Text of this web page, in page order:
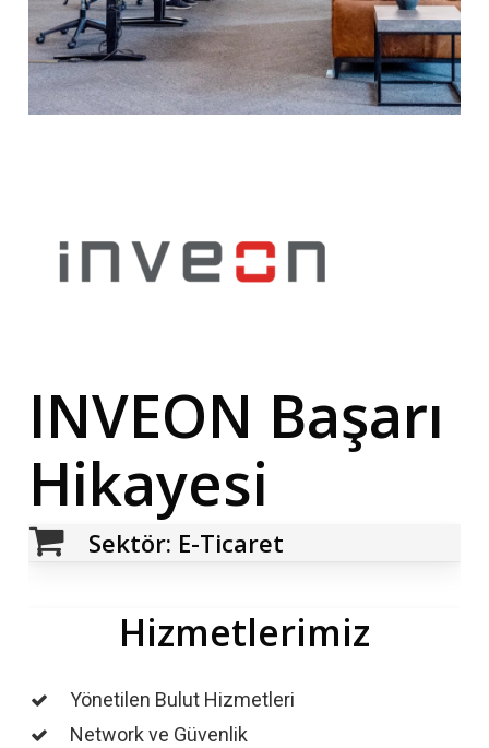
INVEON Başarı
Hikayesi
Sektör: E-Ticaret
Hizmetlerimiz
Yönetilen Bulut Hizmetleri
Network ve Güvenlik